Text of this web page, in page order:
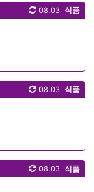
식품
08.03
식품
08.03
식품
08.03